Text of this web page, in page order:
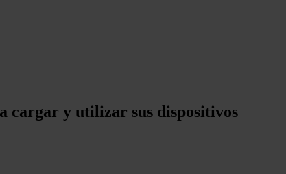
cargar y utilizar sus dispositivos